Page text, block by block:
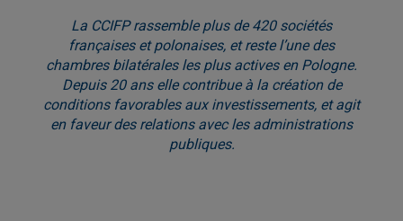
La CCIFP rassemble plus de 420 sociétés
françaises et polonaises, et reste l’une des
chambres bilatérales les plus actives en Pologne.
Depuis 20 ans elle contribue à la création de
conditions favorables aux investissements, et agit
en faveur des relations avec les administrations
publiques.